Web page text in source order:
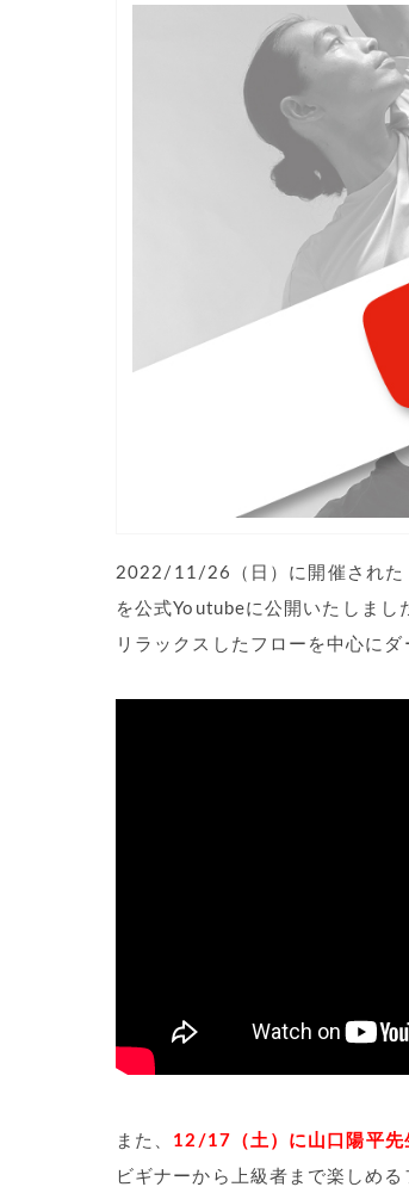
2022/11/26（日）に開催された
を公式Youtubeに公開いたしまし
リラックスしたフローを中心に
また、 12/17（土）に山口陽平先
ビギナーから上級者まで楽しめ